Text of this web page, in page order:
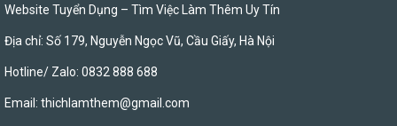
Website Tuyển Dụng – Tìm Việc Làm Thêm Uy Tín
Địa chỉ: Số 179, Nguyễn Ngọc Vũ, Cầu Giấy, Hà Nội
Hotline/ Zalo: 0832 888 688
Email: thichlamthem@gmail.com